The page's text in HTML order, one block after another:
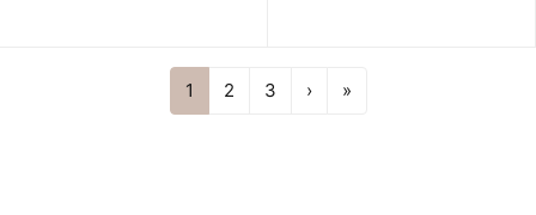
1 2 3 ›Next
»Last